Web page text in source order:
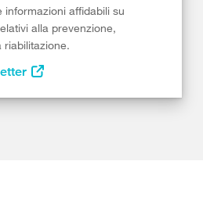
informazioni affidabili su
alla prevenzione,
riabilitazione.